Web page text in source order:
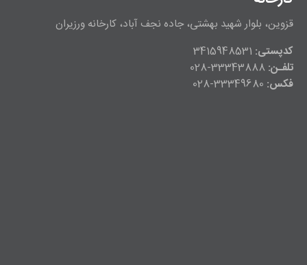
قزوین، بلوار شهید بهشتی، جاده نجف آباد، کارخانه ورزیران
کدپستی:
تلفـن:
فکس: